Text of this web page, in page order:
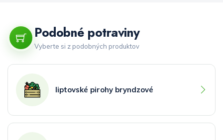
Podobné potraviny
Vyberte si z podobných produktov
liptovské pirohy bryndzové